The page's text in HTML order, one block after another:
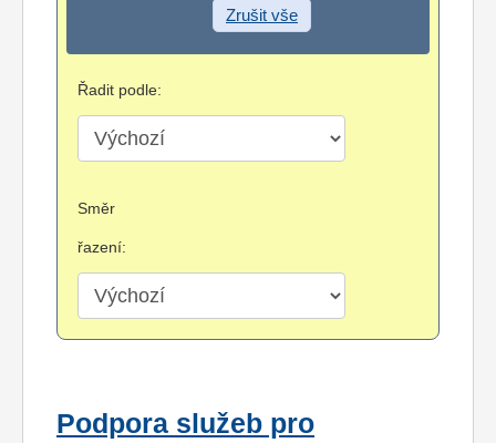
Zrušit vše
Řadit podle:
Směr
řazení:
Podpora služeb pro